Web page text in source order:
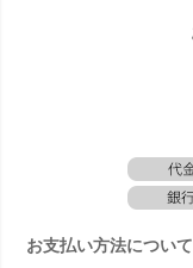
お支払い方法について